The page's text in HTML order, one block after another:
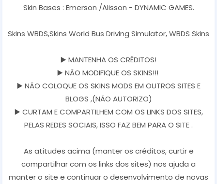
Skin Bases : Emerson /Alisson - DYNAMIC GAMES.
Skins WBDS,Skins World Bus Driving Simulator, WBDS Skins
▶️ MANTENHA OS CRÉDITOS!
▶️ NÃO MODIFIQUE OS SKINS!!!
▶️ NÃO COLOQUE OS SKINS MODS EM OUTROS SITES E
BLOGS ,(NÃO AUTORIZO)
▶️ CURTAM E COMPARTILHEM COM OS LINKS DOS SITES,
PELAS REDES SOCIAIS, ISSO FAZ BEM PARA O SITE .
As atitudes acima (manter os créditos, curtir e
compartilhar com os links dos sites) nos ajuda a
manter o site e continuar o desenvolvimento de novas